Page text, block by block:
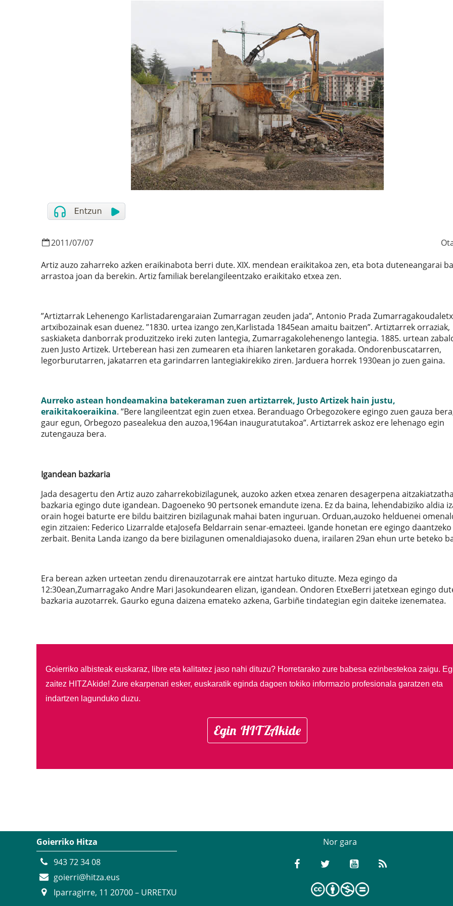
2011/07/07
Artiz auzo zaharreko azken eraikinabota berri dute. XIX. mendean eraikitakoa zen, eta bota duteneangarai
arrastoa joan da berekin. Artiz familiak berelangileentzako eraikitako etxea zen.
”Artiztarrak Lehenengo Karlistadarengaraian Zumarragan zeuden jada”, Antonio Prada
artxibozainak esan duenez. ”1830. urtea izango zen,Karlistada 1845ean amaitu baitzen”. Artiztarrek orraziak,
saskiaketa danborrak produzitzeko ireki zuten lantegia, Zumarragakolehenengo lantegia. 1885. urtean
zuen Justo Artizek. Urteberean hasi zen zumearen eta ihiaren lanketaren gorakada. Ondorenbuscatarren,
legorburutarren, jakatarren eta garindarren lantegiakirekiko ziren. Jarduera horrek 1930ean jo zuen gaina.
Aurreko astean hondeamakina batekeraman zuen artiztarrek, Justo Artizek hain justu,
eraikitakoeraikina. ”Bere langileentzat egin zuen etxea. Beranduago Orbegozokere egingo zuen gauza
gaur egun, Orbegozo pasealekua den auzoa,1964an inauguratutakoa”. Artiztarrek askoz ere lehenago egin
zutengauza bera.
Igandean bazkaria
Jada desagertu den Artiz auzo zaharrekobizilagunek, auzoko azken etxea zenaren desagerpena
bazkaria egingo dute igandean. Dagoeneko 90 pertsonek emandute izena. Ez da baina, lehendabiziko aldia
orain hogei baturte ere bildu baitziren bizilagunak mahai baten inguruan. Orduan,auzoko helduenei
egin zitzaien: Federico Lizarralde etaJosefa Beldarrain senar-emazteei. Igande honetan ere egingo daantzeko
zerbait. Benita Landa izango da bere bizilagunen omenaldiajasoko duena, irailaren 29an ehun urte beteko
Era berean azken urteetan zendu direnauzotarrak ere aintzat hartuko dituzte. Meza egingo da
12:30ean,Zumarragako Andre Mari Jasokundearen elizan, igandean. Ondoren EtxeBerri jatetxean egingo
bazkaria auzotarrek. Gaurko eguna daizena emateko azkena, Garbiñe tindategian egin daiteke izenematea.
Goierriko albisteak euskaraz, libre eta kalitatez jaso nahi dituzu? Horretarako zure babesa ezinbestekoa zaigu.
zaitez HITZAkide! Zure ekarpenari esker, euskaratik eginda dagoen tokiko informazio profesionala garatzen eta
indartzen lagunduko duzu.
Egin HITZAkide
Goierriko Hitza
943 72 34 08
goierri@hitza.eus
Iparragirre, 11 20700 – URRETXU
Nor gara